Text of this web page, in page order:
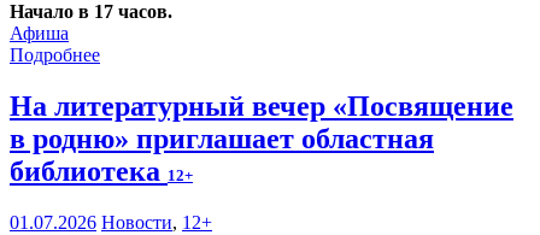
Начало в 17 часов.
Афиша
Подробнее
На литературный вечер «Посвящение
в родню» приглашает областная
библиотека 12+
01.07.2026 Новости, 12+